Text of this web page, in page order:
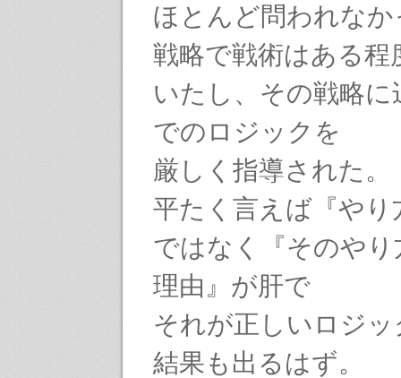
ほとんど問われなか
戦略で戦術はある程
いたし、その戦略に
でのロジックを
厳しく指導された。
平たく言えば『やり
ではなく『そのや
理由』が肝で
それが正しいロジ
結果も出るはず。